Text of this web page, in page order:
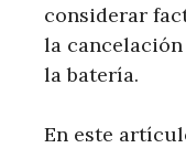
considerar
la
la batería.
En este